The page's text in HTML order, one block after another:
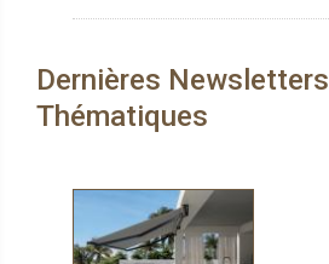
Dernières Newsletters
Thématiques